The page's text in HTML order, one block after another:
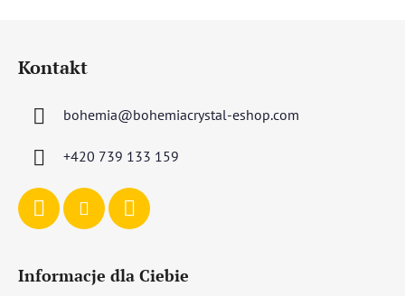
Kontakt
bohemia@bohemiacrystal-eshop.com
+420 739 133 159
Informacje dla Ciebie